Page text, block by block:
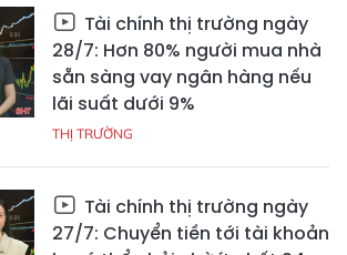
Tài chính thị trường ngày
28/7: Hơn 80% người mua nhà
sẵn sàng vay ngân hàng nếu
lãi suất dưới 9%
THỊ TRƯỜNG
Tài chính thị trường ngày
27/7: Chuyển tiền tới tài khoản